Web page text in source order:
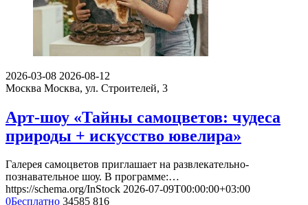
2026-03-08 2026-08-12
Москва Москва, ул. Строителей, 3
Арт-шоу «Тайны самоцветов: чудеса
природы + искусство ювелира»
Галерея самоцветов приглашает на развлекательно-
познавательное шоу. В программе:…
https://schema.org/InStock 2026-07-09T00:00:00+03:00
0Бесплатно 34585 816